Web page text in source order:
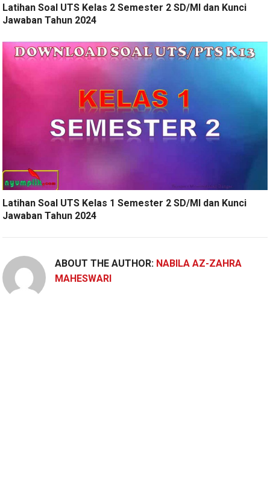
Latihan Soal UTS Kelas 2 Semester 2 SD/MI dan Kunci
Jawaban Tahun 2024
Latihan Soal UTS Kelas 1 Semester 2 SD/MI dan Kunci
Jawaban Tahun 2024
ABOUT THE AUTHOR: NABILA AZ-ZAHRA
MAHESWARI